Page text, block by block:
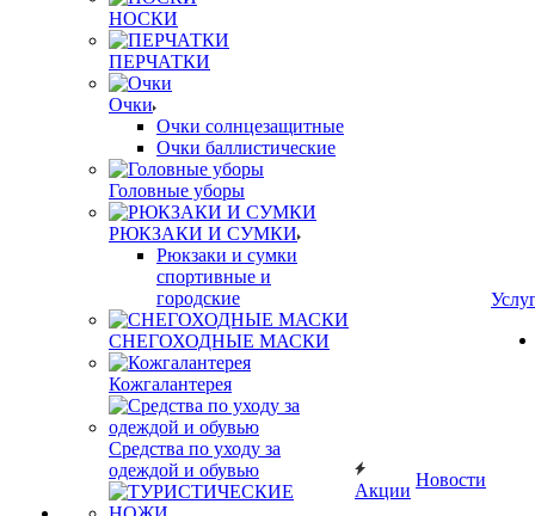
НОСКИ
ПЕРЧАТКИ
Очки
Очки солнцезащитные
Очки баллистические
Головные уборы
РЮКЗАКИ И СУМКИ
Рюкзаки и сумки
спортивные и
городские
СНЕГОХОДНЫЕ МАСКИ
Кожгалантерея
Средства по уходу за
одеждой и обувью
Акции
Новости